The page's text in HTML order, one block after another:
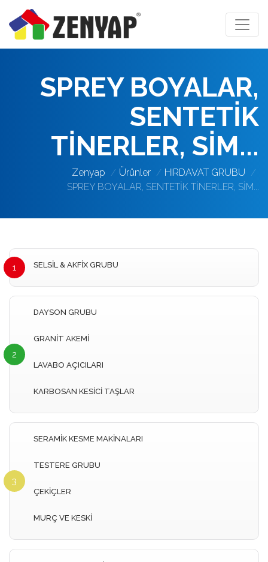
SPREY BOYALAR,
SENTETİK
TİNERLER, SİM...
Zenyap Ürünler
HIRDAVAT GRUBU
SPREY BOYALAR, SENTETİK TİNERLER, SİM...
1 SELSİL & AKFİX GRUBU
2
DAYSON GRUBU
GRANİT AKEMİ
LAVABO AÇICILARI
KARBOSAN KESİCİ TAŞLAR
3
SERAMİK KESME MAKİNALARI
TESTERE GRUBU
ÇEKİÇLER
MURÇ VE KESKİ